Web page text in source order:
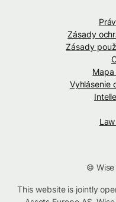
Zásady
Zásady
Vyhlásenie
© Wise
This website is jointly